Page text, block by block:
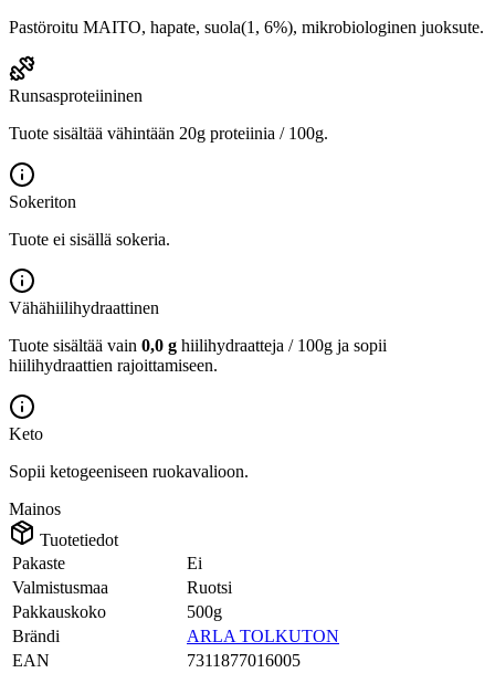
Pastöroitu MAITO, hapate, suola(1, 6%), mikrobiologinen juoksute.
Runsasproteiininen
Tuote sisältää vähintään 20g proteiinia / 100g.
Sokeriton
Tuote ei sisällä sokeria.
Vähähiilihydraattinen
Tuote sisältää vain 0,0 g hiilihydraatteja / 100g ja sopii
hiilihydraattien rajoittamiseen.
Keto
Sopii ketogeeniseen ruokavalioon.
Mainos
Tuotetiedot
Pakaste
Ei
Valmistusmaa
Ruotsi
Pakkauskoko
500g
Brändi
ARLA TOLKUTON
EAN
7311877016005